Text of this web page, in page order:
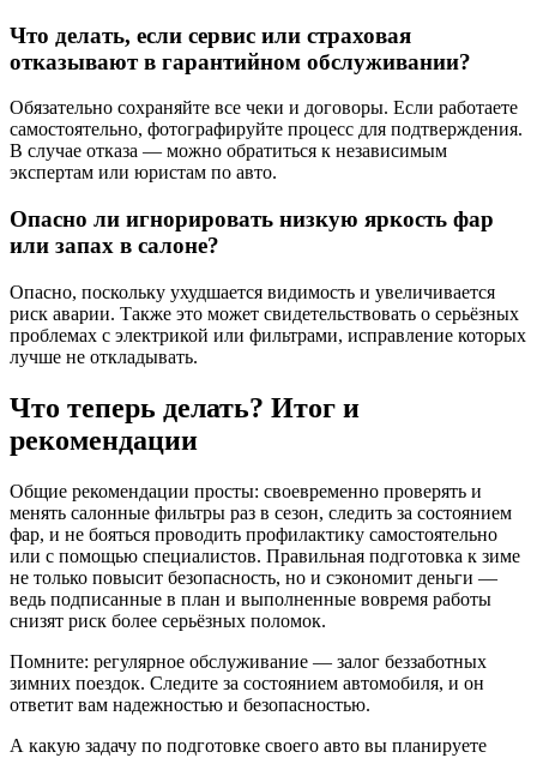
Что делать, если сервис или страховая
отказывают в гарантийном обслуживании?
Обязательно сохраняйте все чеки и договоры. Если работаете
самостоятельно, фотографируйте процесс для подтверждения.
В случае отказа — можно обратиться к независимым
экспертам или юристам по авто.
Опасно ли игнорировать низкую яркость фар
или запах в салоне?
Опасно, поскольку ухудшается видимость и увеличивается
риск аварии. Также это может свидетельствовать о серьёзных
проблемах с электрикой или фильтрами, исправление которых
лучше не откладывать.
Что теперь делать? Итог и
рекомендации
Общие рекомендации просты: своевременно проверять и
менять салонные фильтры раз в сезон, следить за состоянием
фар, и не бояться проводить профилактику самостоятельно
или с помощью специалистов. Правильная подготовка к зиме
не только повысит безопасность, но и сэкономит деньги —
ведь подписанные в план и выполненные вовремя работы
снизят риск более серьёзных поломок.
Помните: регулярное обслуживание — залог беззаботных
зимних поездок. Следите за состоянием автомобиля, и он
ответит вам надежностью и безопасностью.
А какую задачу по подготовке своего авто вы планируете